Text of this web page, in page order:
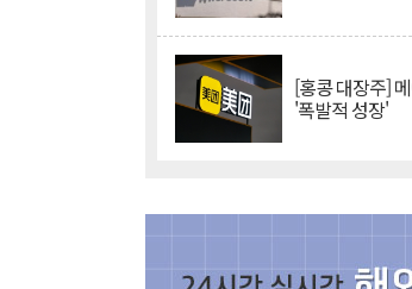
[홍콩 대장주]
'폭발적 성장'